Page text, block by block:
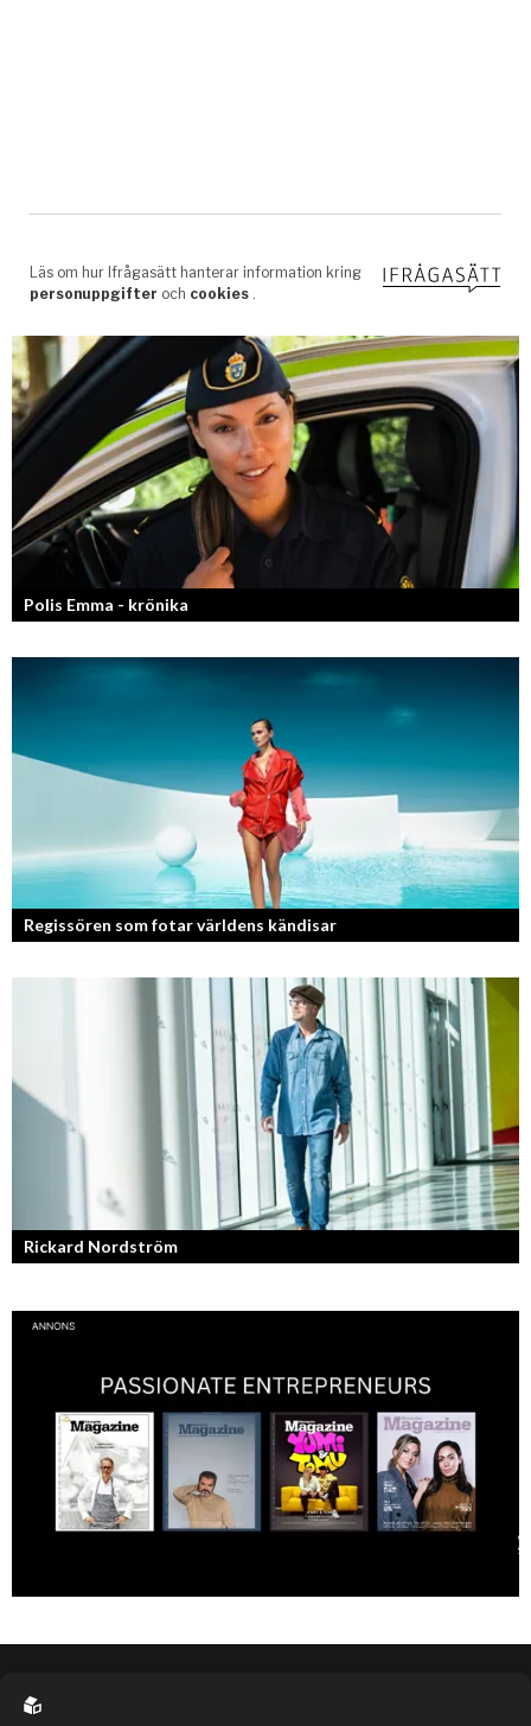
Polis Emma - krönika
Kan jag snälla få prata med dig igen, för du va så bra att prata med.
Regissören som fotar världens kändisar
Fotografen och regissören Peter Svenson har en lång meritlista och är
ett sant bevis på att om man tror på sig själv och...
Rickard Nordström
Läraren som omfamnar sociala medier.